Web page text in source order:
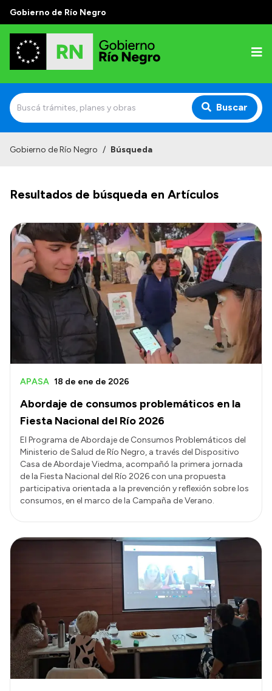
Gobierno de Río Negro
Buscar
Prensa
Autoridades y Organismos
Discursos en la Legislatura
Casa de Gobierno
Acerca de Río Negro
Historia
Geografía
Invertí en Río Negro
Transparencia
Presupuesto
Boletín Oficial
Compras y licitaciones
Consulta de expedientes
Gobierno de Río Negro / Búsqueda
Resultados de búsqueda en Artículos
Abordaje de consumos problemáticos en la
Fiesta Nacional del Río 2026
APASA 18 de ene de 2026
El Programa de Abordaje de Consumos Problemáticos del
Ministerio de Salud de Río Negro, a través del Dispositivo
Casa de Abordaje Viedma, acompañó la primera jornada
de la Fiesta Nacional del Río 2026 con una propuesta
participativa orientada a la prevención y reflexión sobre los
consumos, en el marco de la Campaña de Verano.